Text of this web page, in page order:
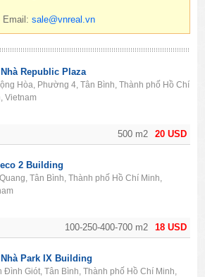
Email:sale@vnreal.vn
20 USD
500 m2
Republic Plaza
Hòa, Phường 4, Tân Bình, Thành phố Hồ Chí
Vietnam
18 USD
100-250-400-700 m2
2 Building
Tân Bình, Thành phố Hồ Chí Minh,
Park IX Building
Đình Giót, Tân Bình, Thành phố Hồ Chí Minh,